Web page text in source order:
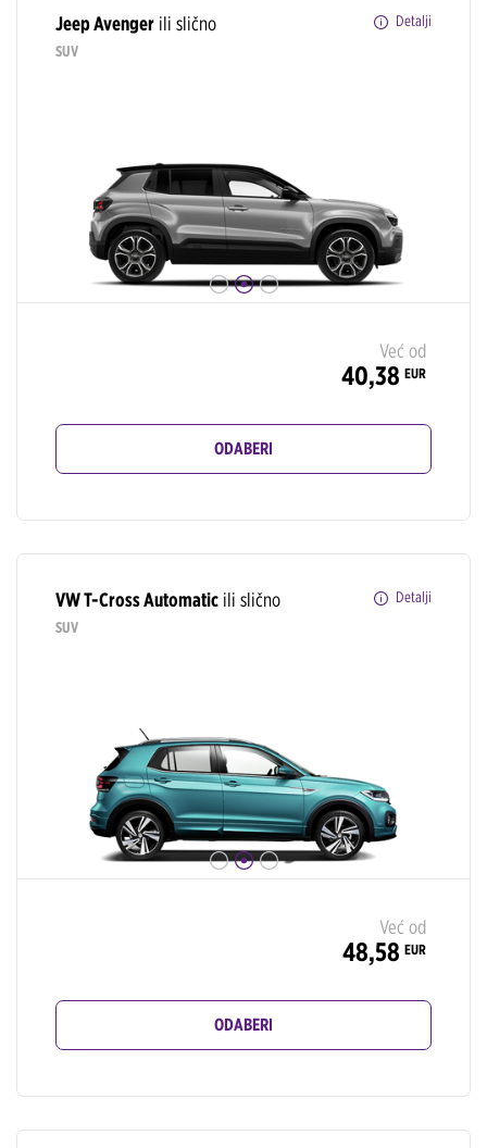
Jeep Avenger ili slično
Detalji
SUV
Već od
40,38 EUR
ODABERI
VW T-Cross Automatic ili slično
Detalji
SUV
Već od
48,58 EUR
ODABERI